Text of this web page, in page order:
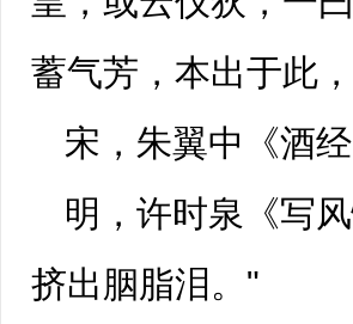
蓄气芳，本出于此
宋，朱翼中《酒
明，许时泉《写
挤出胭脂泪。"